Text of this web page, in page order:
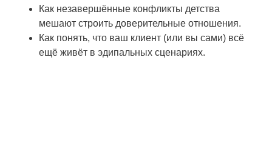
Как незавершённые конфликты детства
мешают строить доверительные отношения.
Как понять, что ваш клиент (или вы сами) всё
ещё живёт в эдипальных сценариях.